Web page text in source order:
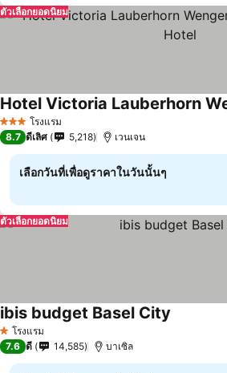
ตัวเลือกยอดนิยม
3 ดาว โรงแรม
8.7 ดีเลิศ 5,218 เวนเจน
เลือกวันที่เพื่อดูราคาในวันนั้นๆ
ตัวเลือกยอดนิยม
1 ดาวโรงแรม
ibis budget Basel City
7.6 ดี 14,585 บาเซิล